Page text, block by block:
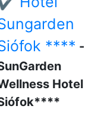
**** -
Hotel